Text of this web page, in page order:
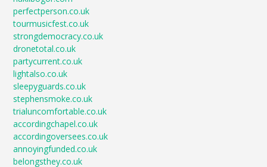
perfectperson.co.uk
tourmusicfest.co.uk
strongdemocracy.co.uk
dronetotal.co.uk
partycurrent.co.uk
lightalso.co.uk
sleepyguards.co.uk
stephensmoke.co.uk
trialuncomfortable.co.uk
accordingchapel.co.uk
accordingoversees.co.uk
annoyingfunded.co.uk
belongsthey.co.uk